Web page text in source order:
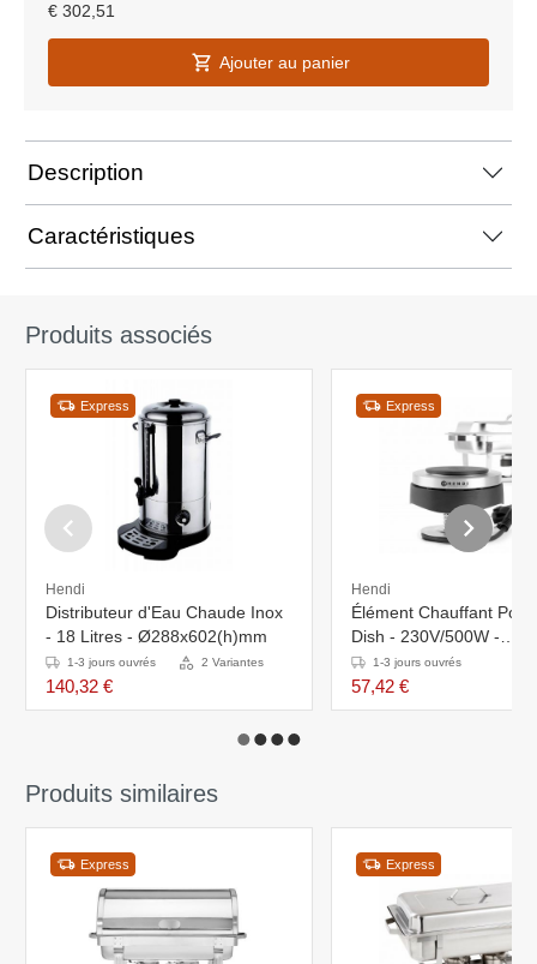
€ 302,51
Ajouter au panier
Description
Caractéristiques
Produits associés
Express
Hendi
Distributeur d'Eau Chaude Inox
- 18 Litres - Ø288x602(h)mm
1-3 jours ouvrés 2 Variantes
140,32 €
Express
Hendi
Élément Chauffant
Dish - 230V/500W -
Ø130x100(h)mm
1-3 jours ouvrés
57,42 €
Produits similaires
Express Express